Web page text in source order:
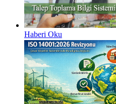
Haberi Oku